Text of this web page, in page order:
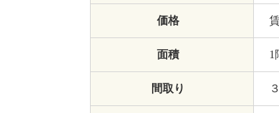
価格
面積 1
間取り